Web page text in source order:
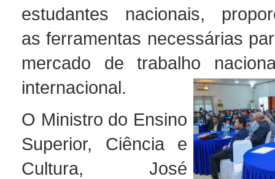
estudantes nacionais,
as ferramentas necessárias
mercado de trabalho
internacional.
O Ministro do Ensino
Superior, Ciência e
Cultura, José